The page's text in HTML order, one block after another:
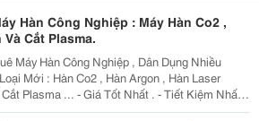
Hàn Công Nghiệp : Máy Hàn Co2 ,
Cắt Plasma.
Máy Hàn Công Nghiệp , Dân Dụng Nhiều
Mới : Hàn Co2 , Hàn Argon , Hàn Laser
- Giá Tốt Nhất . - Tiết Kiệm Nhất .
Vụ Nhanh Nhất. Hãy Gọi Để